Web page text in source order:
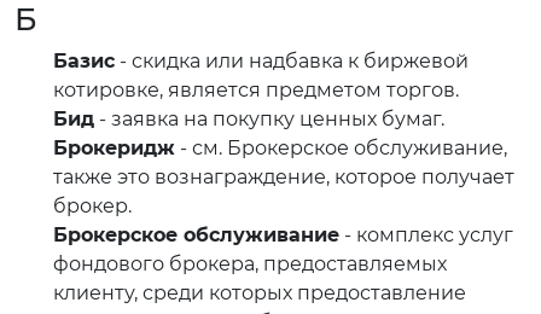
Б
Базис - скидка или надбавка к биржевой
котировке, является предметом торгов.
Бид - заявка на покупку ценных бумаг.
Брокеридж - см. Брокерское обслуживание,
также это вознаграждение, которое получает
брокер.
Брокерское обслуживание - комплекс услуг
фондового брокера, предоставляемых
клиенту, среди которых предоставление